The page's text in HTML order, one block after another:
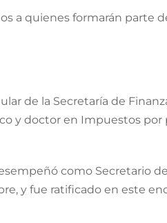
a quienes formarán parte
de la Secretaría de
y doctor en Impuestos por
como Secretario
y fue ratificado en este